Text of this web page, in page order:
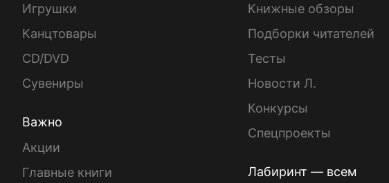
Игрушки
Канцтовары
CD/DVD
Сувениры
Важно
Акции
Главные книги
Книжные обзоры
Подборки читателей
Тесты
Новости Л.
Конкурсы
Спецпроекты
Лабиринт — всем